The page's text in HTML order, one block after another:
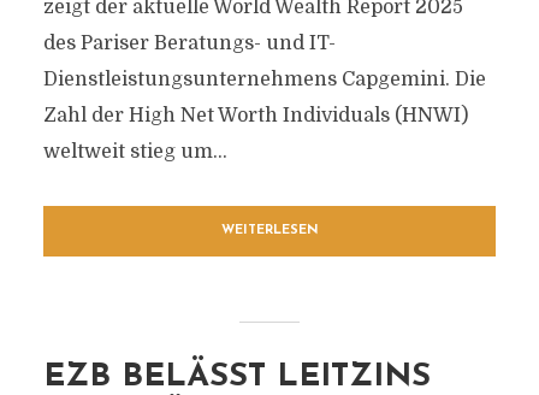
zeigt der aktuelle World Wealth Report 2025
des Pariser Beratungs- und IT-
Dienstleistungsunternehmens Capgemini. Die
Zahl der High Net Worth Individuals (HNWI)
weltweit stieg um...
WEITERLESEN
EZB BELÄSST LEITZINS